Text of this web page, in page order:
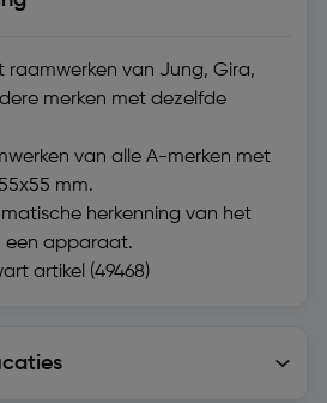
raamwerken van Jung, Gira,
merken met dezelfde
van alle A-merken met
mm.
herkenning van het
apparaat.
artikel (49468)